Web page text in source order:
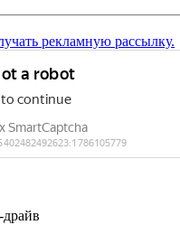
рекламную рассылку.
драйв